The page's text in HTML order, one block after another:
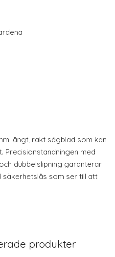
långt, rakt sågblad som kan
Precisionstandningen med
dubbelslipning garanterar
säkerhetslås som ser till att
produkter